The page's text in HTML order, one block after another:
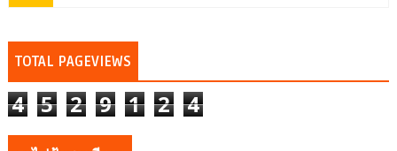
TOTAL PAGEVIEWS
4 5 2 9 1 2 4